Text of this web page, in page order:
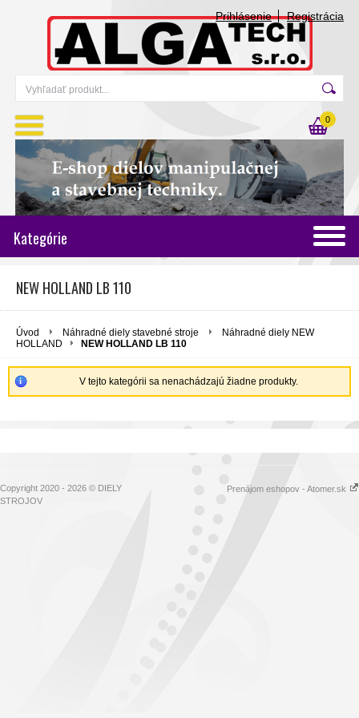
Prihlásenie Registrácia
0
Kategórie
NEW HOLLAND LB 110
Úvod Náhradné diely stavebné stroje
Náhradné diely NEW
HOLLAND
NEW HOLLAND LB 110
V tejto kategórii sa nenachádzajú žiadne produkty.
Copyright 2020 - 2026 © DIELY
STROJOV
Prenájom eshopov - Atomer.sk